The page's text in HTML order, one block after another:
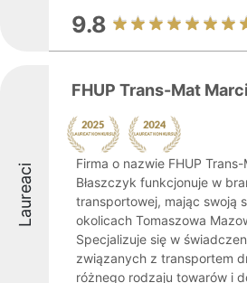
9.8
Laureaci
FHUP Trans-Mat
Firma o nazwie FHUP
Błaszczyk funkcjonuje w
transportowej, mając swoją
okolicach Tomaszowa
Specjalizuje się w
związanych z transportem
różnego rodzaju towarów i